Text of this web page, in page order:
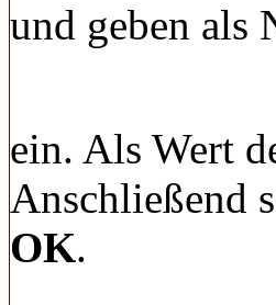
und geben als
ein. Als Wert
Anschließend
OK.